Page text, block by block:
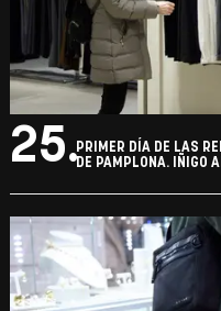
25.PRIMER DÍA DE LAS
DE PAMPLONA. IÑIGO